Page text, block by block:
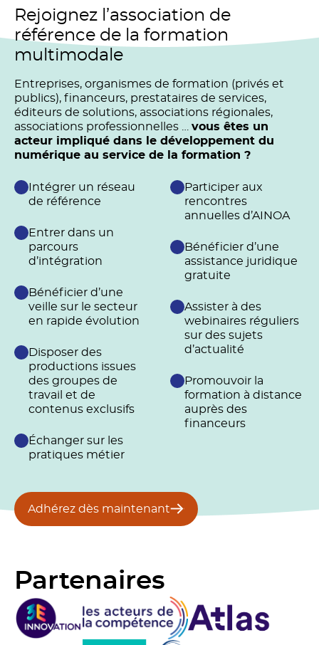
Rejoignez l’association de
référence de la formation
multimodale
Entreprises, organismes de formation (privés et
publics), financeurs, prestataires de services,
éditeurs de solutions, associations régionales,
associations professionnelles … vous êtes un
acteur impliqué dans le développement du
numérique au service de la formation ?
Intégrer un réseau
de référence
Entrer dans un
parcours
d’intégration
Bénéficier d’une
veille sur le secteur
en rapide évolution
Disposer des
productions issues
des groupes de
travail et de
contenus exclusifs
Échanger sur les
pratiques métier
Participer aux
rencontres
annuelles d’AINOA
Bénéficier d’une
assistance juridique
gratuite
Assister à des
webinaires réguliers
sur des sujets
d’actualité
Promouvoir la
formation à distance
auprès des
financeurs
Adhérez dès maintenant
Partenaires